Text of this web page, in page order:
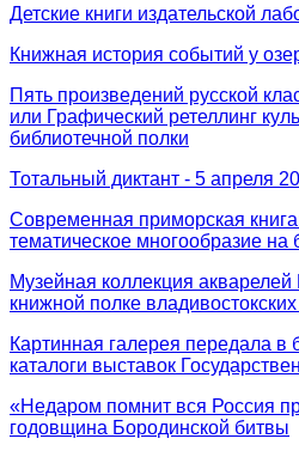
Детские книги издательской
Книжная история событий у
Пять произведений русской
или Графический ретеллинг
библиотечной полки
Тотальный диктант - 5 апреля
Современная приморская
тематическое многообразие на
Музейная коллекция
книжной полке
Картинная галерея передала в
каталоги выставок
«Недаром помнит вся Россия
годовщина Бородинской битвы